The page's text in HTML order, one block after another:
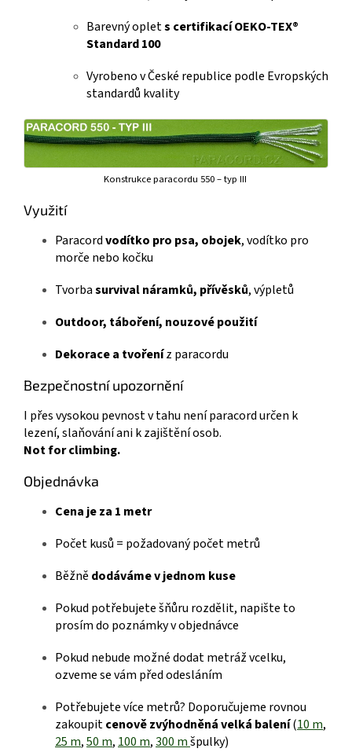
Barevný oplets certifikací OEKO-TEX®
Standard 100
Vyrobeno v České republice podle Evropských
standardů kvality
Konstrukce paracordu 550 – typ III
Využití
Paracordvodítko pro psa, obojek, vodítko pro
morče nebo kočku
Tvorbasurvival náramků, přívěsků, výpletů
Outdoor, táboření, nouzové použití
Dekorace a tvořeníz paracordu
Bezpečnostní upozornění
I přes vysokou pevnost v tahu není paracord určen k
lezení, slaňování ani k zajištění osob.
Not for climbing.
Objednávka
Cena je za 1 metr
Počet kusů = požadovaný počet metrů
Běžně dodáváme v jednom kuse
Pokud potřebujete šňůru rozdělit, napište to
prosím do poznámky v objednávce
Pokud nebude možné dodat metráž vcelku,
ozveme se vám před odesláním
Potřebujete více metrů? Doporučujeme rovnou
zakoupitcenově zvýhodněná velká balení(10 m,
25 m,50 m, 100 m,300 mšpulky)